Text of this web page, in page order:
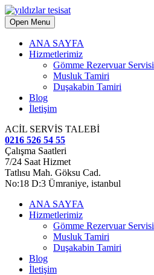
Open Menu
ANA SAYFA
Hizmetlerimiz
Gömme Rezervuar Servisi
Musluk Tamiri
Duşakabin Tamiri
Blog
İletişim
ACİL SERVİS TALEBİ
0216 526 54 55
Çalışma Saatleri
7/24 Saat Hizmet
Tatlısu Mah. Göksu Cad.
No:18 D:3 Ümraniye, istanbul
ANA SAYFA
Hizmetlerimiz
Gömme Rezervuar Servisi
Musluk Tamiri
Duşakabin Tamiri
Blog
İletişim